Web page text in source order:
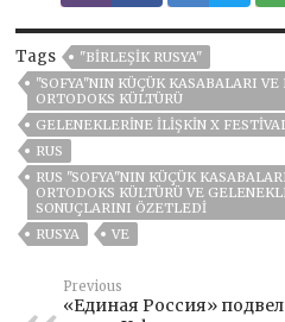
Tags
"BIRLEŞIK RUSYA"
"SOFYA"NIN KÜÇÜK KASABALARI
ORTODOKS KÜLTÜRÜ
GELENEKLERINE ILIŞKIN X
RUS
RUS "SOFYA"NIN KÜÇÜK
ORTODOKS KÜLTÜRÜ VE
SONUÇLARINI ÖZETLEDI
RUSYA
VE
Previous
«Единая Россия»